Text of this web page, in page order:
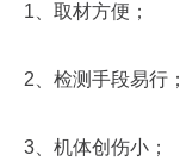
1、取材方便；
2、检测手段易行；
3、机体创伤小；